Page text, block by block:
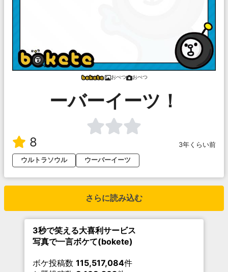
おぺつ おぺつ
ーバーイーツ！
8
3年くらい前
ウルトラソウル
ウーバーイーツ
さらに読み込む
3秒で笑える大喜利サービス
写真で一言ボケて(bokete)
ボケ投稿数 115,517,084件